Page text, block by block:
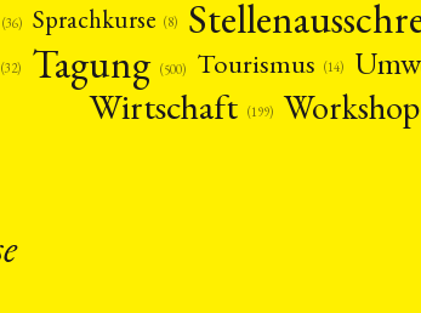
(36) Sprachkurse (8)
(32) Tagung (500) Tourismus (14)
Wirtschaft (199) Workshop